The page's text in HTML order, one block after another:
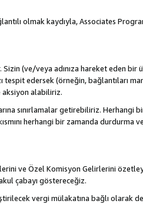
olmak kaydıyla, Associates
(ve/veya adınıza hareket eden bir
tespit edersek (örneğin, bağlantıları
aksiyon alabiliriz.
sınırlamalar getirebiliriz. Herhangi
herhangi bir zamanda durdurma
ve Özel Komisyon Gelirlerini
çabayı göstereceğiz.
vergi mülakatına bağlı olarak